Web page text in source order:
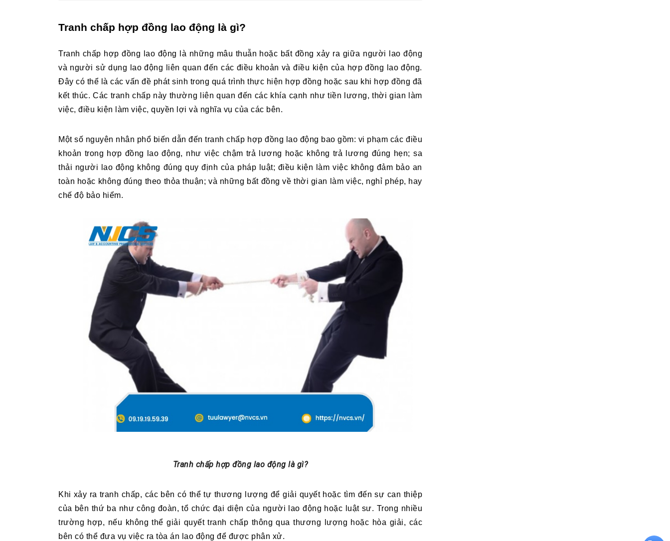
Tranh chấp hợp đồng lao động là gì?
Tranh chấp hợp đồng lao động là những mâu thuẫn hoặc bất đồng xảy ra giữa người lao động
và người sử dụng lao động liên quan đến các điều khoản và điều kiện của hợp đồng lao động.
Đây có thể là các vấn đề phát sinh trong quá trình thực hiện hợp đồng hoặc sau khi hợp đồng đã
kết thúc. Các tranh chấp này thường liên quan đến các khía cạnh như tiền lương, thời gian làm
việc, điều kiện làm việc, quyền lợi và nghĩa vụ của các bên.
Một số nguyên nhân phổ biến dẫn đến tranh chấp hợp đồng lao động bao gồm: vi phạm các điều
khoản trong hợp đồng lao động, như việc chậm trả lương hoặc không trả lương đúng hẹn; sa
thải người lao động không đúng quy định của pháp luật; điều kiện làm việc không đảm bảo an
toàn hoặc không đúng theo thỏa thuận; và những bất đồng về thời gian làm việc, nghỉ phép, hay
chế độ bảo hiểm.
Tranh chấp hợp đồng lao động là gì?
Khi xảy ra tranh chấp, các bên có thể tự thương lượng để giải quyết hoặc tìm đến sự can thiệp
của bên thứ ba như công đoàn, tổ chức đại diện của người lao động hoặc luật sư. Trong nhiều
trường hợp, nếu không thể giải quyết tranh chấp thông qua thương lượng hoặc hòa giải, các
bên có thể đưa vụ việc ra tòa án lao động để được phân xử.